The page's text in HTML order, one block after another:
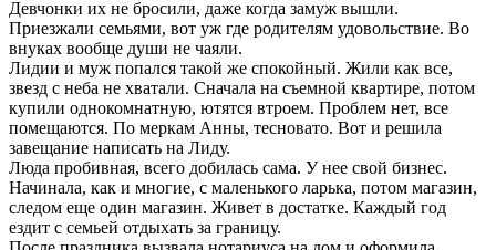
Девчонки их не бросили, даже когда замуж вышли.
Приезжали семьями, вот уж где родителям удовольствие. Во
внуках вообще души не чаяли.
Лидии и муж попался такой же спокойный. Жили как все,
звезд с неба не хватали. Сначала на съемной квартире, потом
купили однокомнатную, ютятся втроем. Проблем нет, все
помещаются. По меркам Анны, тесновато. Вот и решила
завещание написать на Лиду.
Люда пробивная, всего добилась сама. У нее свой бизнес.
Начинала, как и многие, с маленького ларька, потом магазин,
следом еще один магазин. Живет в достатке. Каждый год
ездит с семьей отдыхать за границу.